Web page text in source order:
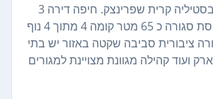
למכירה ברחוב הבסטיליה קרית שפרינצק. חיפה דירה 3
חדרים פלוס מרפסת סגורה כ 65 מטר קומה 4 מתוך 4 נוף
ציבורית סביבה שקטה באזור יש בתי
ועוד קהילה מגוונת מצויינת למגורים